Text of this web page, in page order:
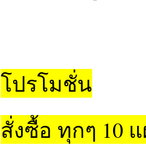
โปรโมชั่น
สั่งซื้อ ทุกๆ 10